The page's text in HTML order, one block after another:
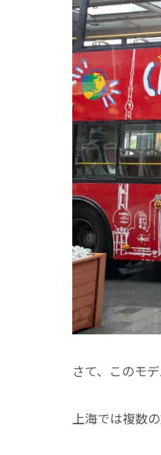
さて、このモ
上海では複数